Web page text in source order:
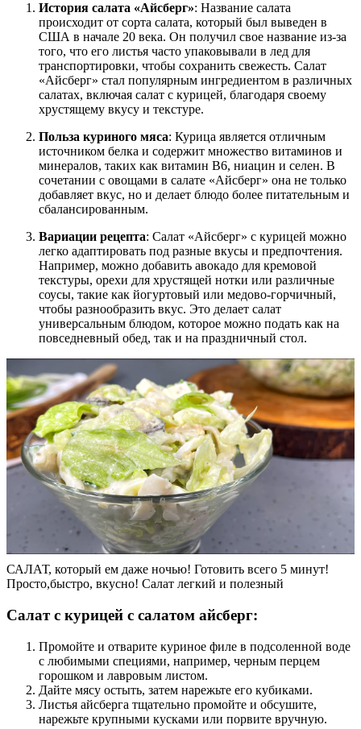
История салата «Айсберг»: Название салата
происходит от сорта салата, который был выведен в
США в начале 20 века. Он получил свое название из-за
того, что его листья часто упаковывали в лед для
транспортировки, чтобы сохранить свежесть. Салат
«Айсберг» стал популярным ингредиентом в различных
салатах, включая салат с курицей, благодаря своему
хрустящему вкусу и текстуре.
Польза куриного мяса: Курица является отличным
источником белка и содержит множество витаминов и
минералов, таких как витамин B6, ниацин и селен. В
сочетании с овощами в салате «Айсберг» она не только
добавляет вкус, но и делает блюдо более питательным и
сбалансированным.
Вариации рецепта: Салат «Айсберг» с курицей можно
легко адаптировать под разные вкусы и предпочтения.
Например, можно добавить авокадо для кремовой
текстуры, орехи для хрустящей нотки или различные
соусы, такие как йогуртовый или медово-горчичный,
чтобы разнообразить вкус. Это делает салат
универсальным блюдом, которое можно подать как на
повседневный обед, так и на праздничный стол.
САЛАТ, который ем даже ночью! Готовить всего 5 минут!
Просто,быстро, вкусно! Салат легкий и полезный
Салат с курицей с салатом айсберг:
Промойте и отварите куриное филе в подсоленной воде
с любимыми специями, например, черным перцем
горошком и лавровым листом.
Дайте мясу остыть, затем нарежьте его кубиками.
Листья айсберга тщательно промойте и обсушите,
нарежьте крупными кусками или порвите вручную.